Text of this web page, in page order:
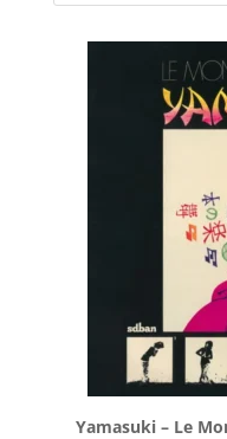
Yamasuki ‎– Le